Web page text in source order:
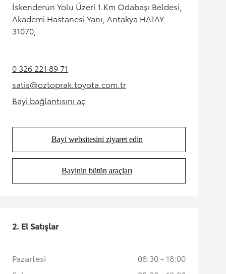
İskenderun Yolu Üzeri 1.Km Odabaşı Beldesi,
Akademi Hastanesi Yanı, Antakya HATAY
31070,
0 326 221 89 71(Opens in new tab)
satis@oztoprak.toyota.com.tr
(Opens in new tab)
Bayi bağlantısını aç
(Opens in new tab)
Bayi websitesini ziyaret edin
(Opens in new tab)
Bayinin bütün araçları
(Opens in new tab)
2. El Satışlar
Pazartesi
08:30 - 18:00